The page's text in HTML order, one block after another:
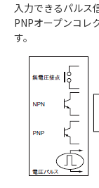
入力できるパルス
PNPオープンコレ
す。